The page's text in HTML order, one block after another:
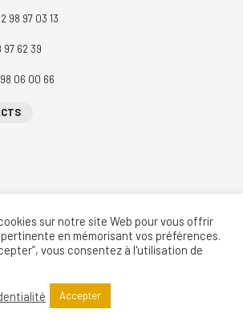
98 97 03 13
97 62 39
06 00 66
sur notre site Web pour vous offrir
en mémorisant vos préférences.
vous consentez à l'utilisation de
Accepter